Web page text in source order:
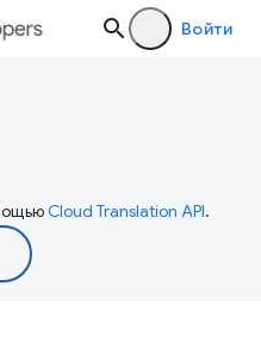
Войти
Cloud Translation API.